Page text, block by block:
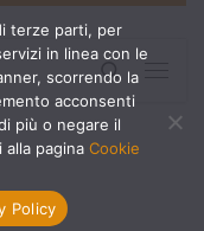
Search
terze parti, per
in linea con le
scorrendo la
acconsenti
più o negare il
pagina Cookie
Policy